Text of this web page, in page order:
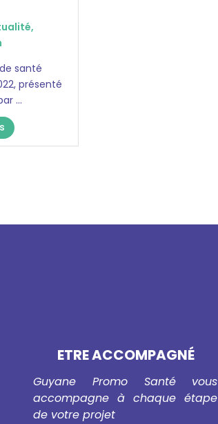
,
santé
présenté
...
ETRE ACCOMPAGNÉ
Guyane Promo Santé vous
accompagne à chaque étape
de votre projet